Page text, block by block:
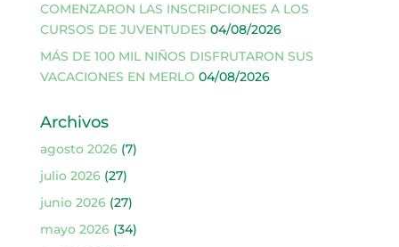
COMENZARON LAS INSCRIPCIONES A LOS
CURSOS DE JUVENTUDES 04/08/2026
MÁS DE 100 MIL NIÑOS DISFRUTARON SUS
VACACIONES EN MERLO 04/08/2026
Archivos
agosto 2026(7)
julio 2026(27)
junio 2026(27)
mayo 2026(34)